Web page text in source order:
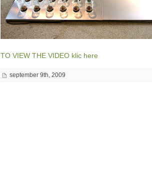
TO VIEW THE VIDEO klic here
september 9th, 2009